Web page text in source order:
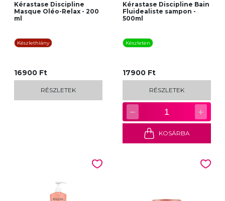
Kérastase Discipline
Masque Oléo-Relax - 200
ml
Készlethiány
16900 Ft
RÉSZLETEK
Kérastase Discipline Bain
Fluidealiste sampon -
500ml
Készleten
17900 Ft
RÉSZLETEK
− 1 +
KOSÁRBA